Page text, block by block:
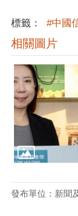
標籤： #中國
相關圖片
發布單位：新聞